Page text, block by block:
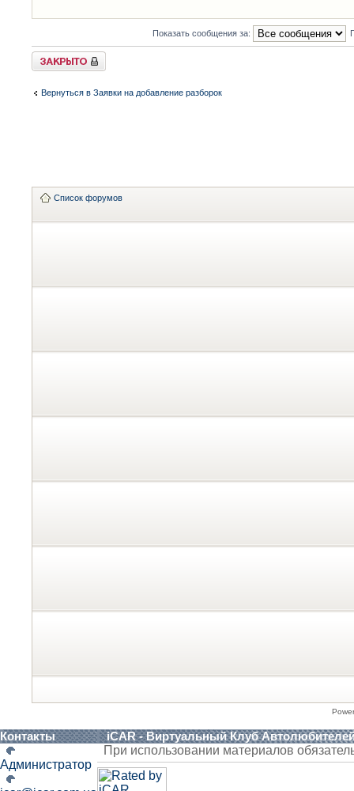
Показать сообщения за:
Закрыто
Вернуться в Заявки на добавление разборок
Список форумов
Контакты iCAR - Виртуальный Клуб
Администратор
При использовании материалов